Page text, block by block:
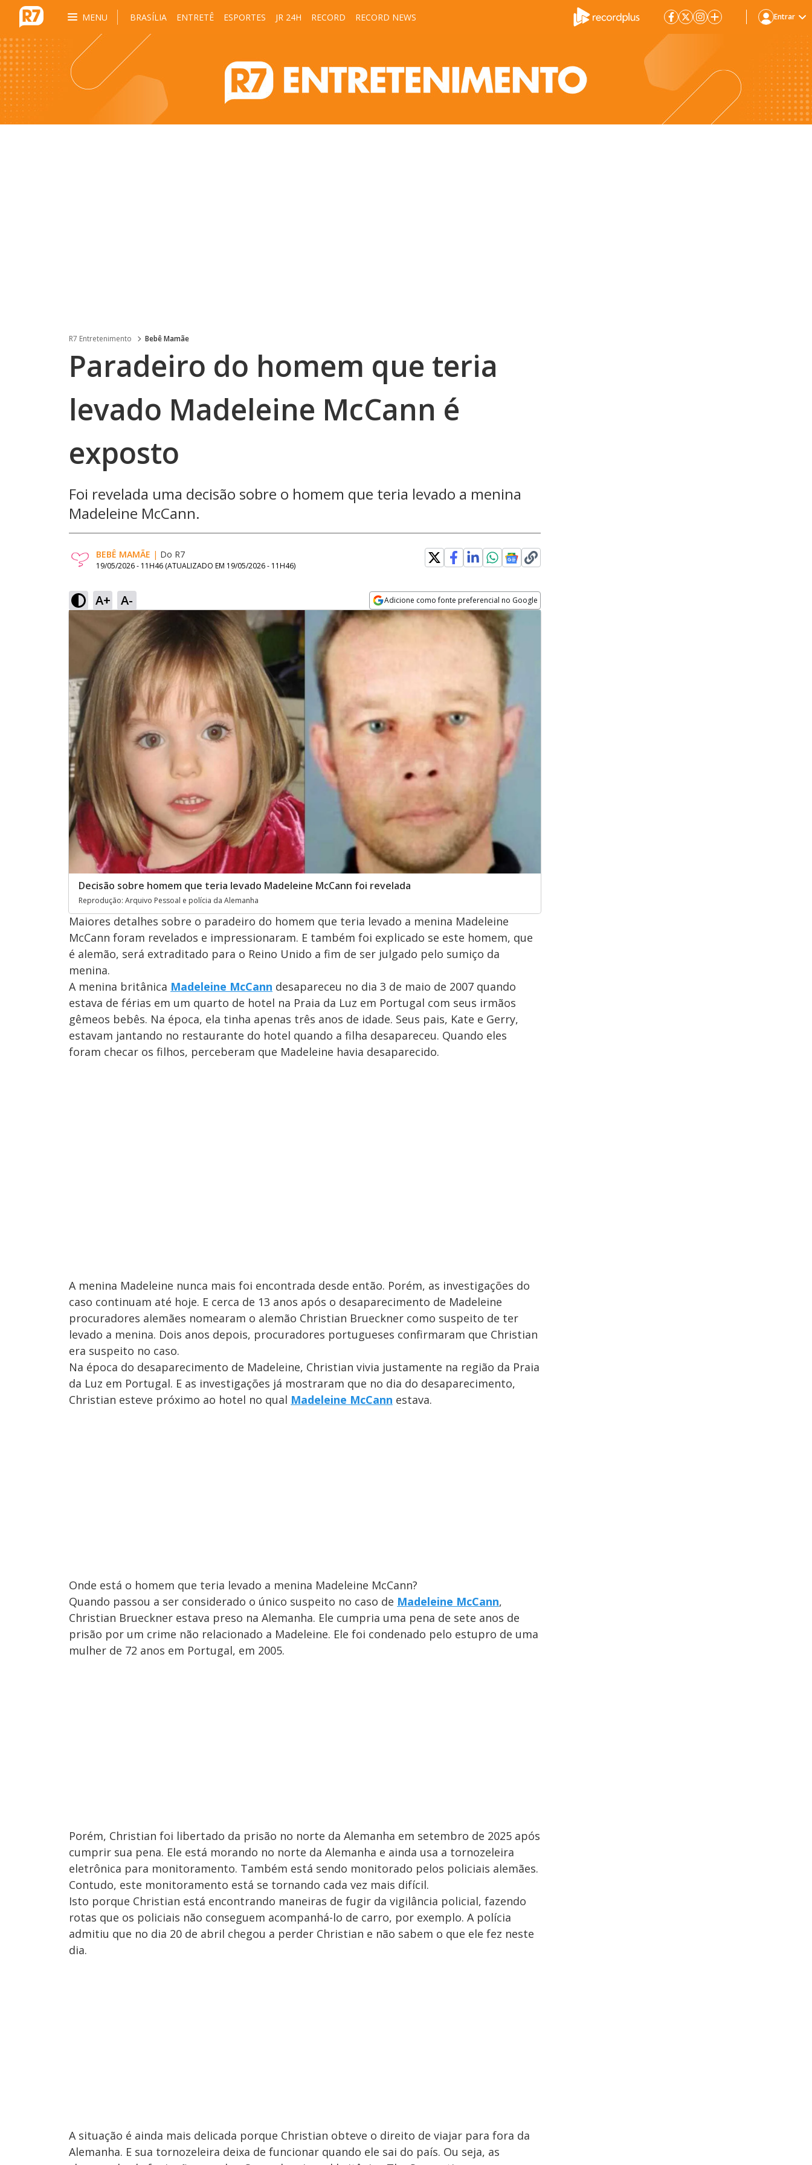
MENU BRASÍLIA ENTRETÊ ESPORTES JR 24H RECORD RECORD NEWS Entrar
R7 Entretenimento Bebê Mamãe
Paradeiro do homem que teria
levado Madeleine McCann é
exposto
Foi revelada uma decisão sobre o homem que teria levado a menina
Madeleine McCann.
BEBÊ MAMÃE | Do R7
19/05/2026 - 11H46 (ATUALIZADO EM 19/05/2026 - 11H46)
A+ A- Adicione como fonte preferencial no Google
Opens in new window
Decisão sobre homem que teria levado Madeleine McCann foi revelada
Reprodução: Arquivo Pessoal e polícia da Alemanha
Maiores detalhes sobre o paradeiro do homem que teria levado a menina Madeleine
McCann foram revelados e impressionaram. E também foi explicado se este homem, que
é alemão, será extraditado para o Reino Unido a fim de ser julgado pelo sumiço da
menina.
A menina britânica Madeleine McCann desapareceu no dia 3 de maio de 2007 quando
estava de férias em um quarto de hotel na Praia da Luz em Portugal com seus irmãos
gêmeos bebês. Na época, ela tinha apenas três anos de idade. Seus pais, Kate e Gerry,
estavam jantando no restaurante do hotel quando a filha desapareceu. Quando eles
foram checar os filhos, perceberam que Madeleine havia desaparecido.
A menina Madeleine nunca mais foi encontrada desde então. Porém, as investigações do
caso continuam até hoje. E cerca de 13 anos após o desaparecimento de Madeleine
procuradores alemães nomearam o alemão Christian Brueckner como suspeito de ter
levado a menina. Dois anos depois, procuradores portugueses confirmaram que Christian
era suspeito no caso.
Na época do desaparecimento de Madeleine, Christian vivia justamente na região da Praia
da Luz em Portugal. E as investigações já mostraram que no dia do desaparecimento,
Christian esteve próximo ao hotel no qual Madeleine McCann estava.
Onde está o homem que teria levado a menina Madeleine McCann?
Quando passou a ser considerado o único suspeito no caso de Madeleine McCann,
Christian Brueckner estava preso na Alemanha. Ele cumpria uma pena de sete anos de
prisão por um crime não relacionado a Madeleine. Ele foi condenado pelo estupro de uma
mulher de 72 anos em Portugal, em 2005.
Porém, Christian foi libertado da prisão no norte da Alemanha em setembro de 2025 após
cumprir sua pena. Ele está morando no norte da Alemanha e ainda usa a tornozeleira
eletrônica para monitoramento. Também está sendo monitorado pelos policiais alemães.
Contudo, este monitoramento está se tornando cada vez mais difícil.
Isto porque Christian está encontrando maneiras de fugir da vigilância policial, fazendo
rotas que os policiais não conseguem acompanhá-lo de carro, por exemplo. A polícia
admitiu que no dia 20 de abril chegou a perder Christian e não sabem o que ele fez neste
dia.
A situação é ainda mais delicada porque Christian obteve o direito de viajar para fora da
Alemanha. E sua tornozeleira deixa de funcionar quando ele sai do país. Ou seja, as